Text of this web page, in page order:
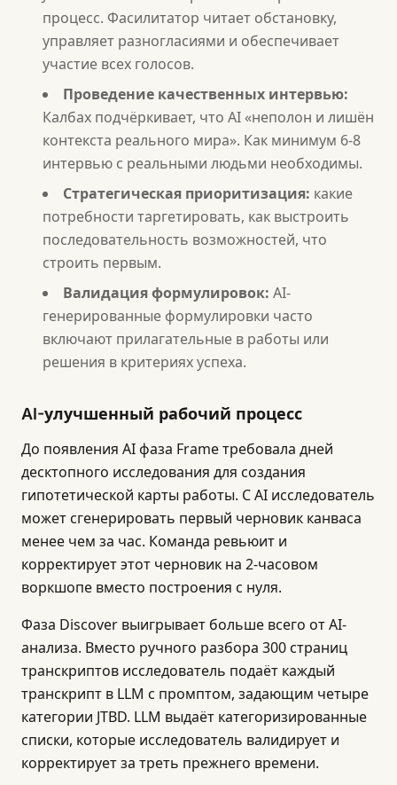
процесс. Фасилитатор читает обстановку,
управляет разногласиями и обеспечивает
участие всех голосов.
Проведение качественных интервью:
Калбах подчёркивает, что AI «неполон и лишён
контекста реального мира». Как минимум 6-8
интервью с реальными людьми необходимы.
Стратегическая приоритизация: какие
потребности таргетировать, как выстроить
последовательность возможностей, что
строить первым.
Валидация формулировок: AI-
генерированные формулировки часто
включают прилагательные в работы или
решения в критериях успеха.
AI-улучшенный рабочий процесс
До появления AI фаза Frame требовала дней
десктопного исследования для создания
гипотетической карты работы. С AI исследователь
может сгенерировать первый черновик канваса
менее чем за час. Команда ревьюит и
корректирует этот черновик на 2-часовом
воркшопе вместо построения с нуля.
Фаза Discover выигрывает больше всего от AI-
анализа. Вместо ручного разбора 300 страниц
транскриптов исследователь подаёт каждый
транскрипт в LLM с промптом, задающим четыре
категории JTBD. LLM выдаёт категоризированные
списки, которые исследователь валидирует и
корректирует за треть прежнего времени.